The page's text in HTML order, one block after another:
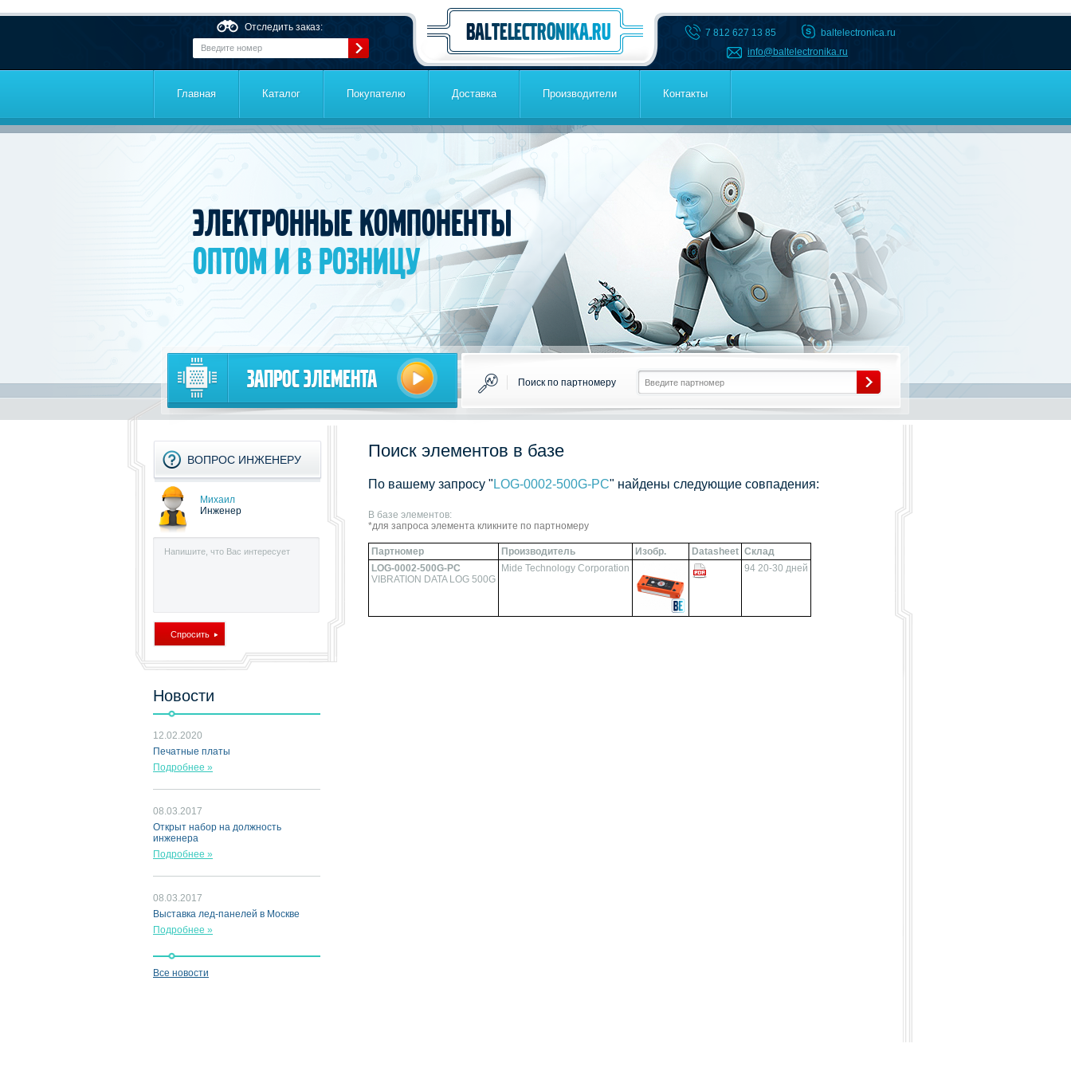
Отследить заказ:
7 812 627 13 85
baltelectronica.ru
info@baltelectronika.ru
Главная Каталог Покупателю Доставка Производители Контакты
Электронные компоненты
оптом и в розницу
Запрос элемента Поиск по партномеру
ВОПРОС ИНЖЕНЕРУ
Михаил
Инженер
Новости
12.02.2020
Печатные платы
Подробнее »
08.03.2017
Открыт набор на должность
инженера
Подробнее »
08.03.2017
Выставка лед-панелей в Москве
Подробнее »
Все новости
Поиск элементов в базе
По вашему запросу " LOG-0002-500G-PC" найдены следующие совпадения:
В базе элементов:
*для запроса элемента кликните по партномеру
Партномер Производитель Изобр. Datasheet Склад
LOG-0002-500G-PC
VIBRATION DATA LOG 500G
Mide Technology Corporation 94 20-30 дней